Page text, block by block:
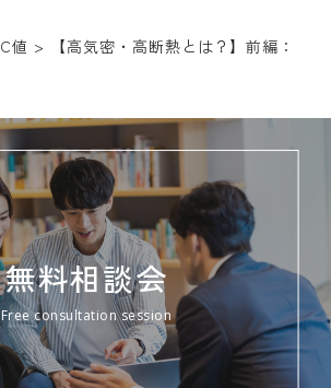
C値 >
【高気密・高断熱とは？】前編：
無料相談会
Free consultation session